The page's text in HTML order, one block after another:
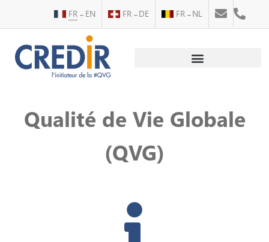
FR EN FR DE FR NL
Qualité de Vie Globale
(QVG)